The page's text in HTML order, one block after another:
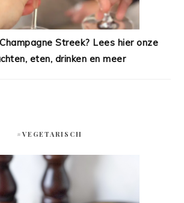
Streek? Lees hier onze
eten, drinken en meer
#VEGETARISCH